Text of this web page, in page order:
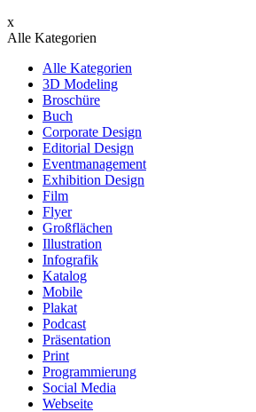
x
Alle Kategorien
Alle Kategorien
3D Modeling
Broschüre
Buch
Corporate Design
Editorial Design
Eventmanagement
Exhibition Design
Film
Flyer
Großflächen
Illustration
Infografik
Katalog
Mobile
Plakat
Podcast
Präsentation
Print
Programmierung
Social Media
Webseite